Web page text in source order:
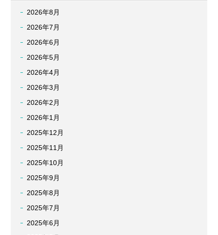
2026年8月
2026年7月
2026年6月
2026年5月
2026年4月
2026年3月
2026年2月
2026年1月
2025年12月
2025年11月
2025年10月
2025年9月
2025年8月
2025年7月
2025年6月